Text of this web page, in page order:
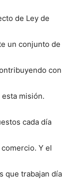
de Ley de
un conjunto de
con
misión.
cada día
Y el
que trabajan día